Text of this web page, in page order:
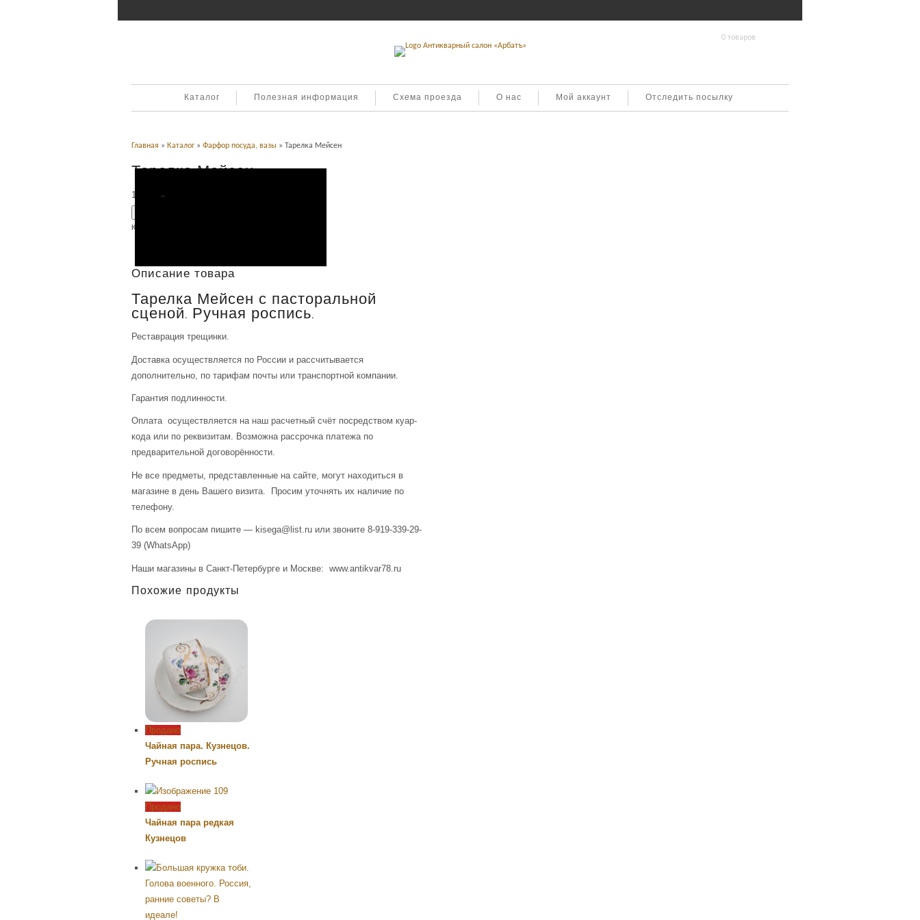
0 товаров
Каталог Полезная информация Схема проезда О нас Мой аккаунт Отследить посылку
Главная » Каталог » Фарфор посуда, вазы » Тарелка Мейсен
Тарелка Мейсен
14,000 Р
Категория:
Описание товара
Тарелка Мейсен с пасторальной
сценой. Ручная роспись.
Реставрация трещинки.
Доставка осуществляется по России и рассчитывается
дополнительно, по тарифам почты или транспортной компании.
Гарантия подлинности.
Оплата осуществляется на наш расчетный счёт посредством куар-
кода или по реквизитам. Возможна рассрочка платежа по
предварительной договорённости.
Не все предметы, представленные на сайте, могут находиться в
магазине в день Вашего визита. Просим уточнять их наличие по
телефону.
По всем вопросам пишите — kisega@list.ru или звоните 8-919-339-29-
39 (WhatsApp)
Наши магазины в Санкт-Петербурге и Москве: www.antikvar78.ru
Похожие продукты
Продано
Чайная пара. Кузнецов.
Ручная роспись
Продано
Чайная пара редкая
Кузнецов